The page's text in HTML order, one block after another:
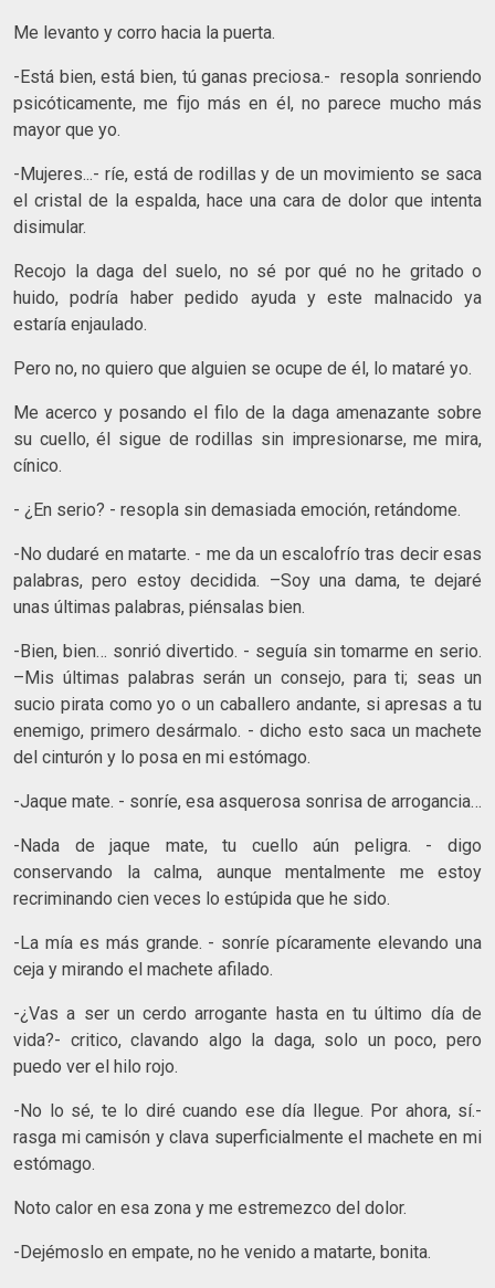
Me levanto y corro hacia la puerta.
-Está bien, está bien, tú ganas preciosa.- resopla sonriendo
psicóticamente, me fijo más en él, no parece mucho más
mayor que yo.
-Mujeres...- ríe, está de rodillas y de un movimiento se saca
el cristal de la espalda, hace una cara de dolor que intenta
disimular.
Recojo la daga del suelo, no sé por qué no he gritado o
huido, podría haber pedido ayuda y este malnacido ya
estaría enjaulado.
Pero no, no quiero que alguien se ocupe de él, lo mataré yo.
Me acerco y posando el filo de la daga amenazante sobre
su cuello, él sigue de rodillas sin impresionarse, me mira,
cínico.
- ¿En serio? - resopla sin demasiada emoción, retándome.
-No dudaré en matarte. - me da un escalofrío tras decir esas
palabras, pero estoy decidida. –Soy una dama, te dejaré
unas últimas palabras, piénsalas bien.
-Bien, bien… sonrió divertido. - seguía sin tomarme en serio.
–Mis últimas palabras serán un consejo, para ti; seas un
sucio pirata como yo o un caballero andante, si apresas a tu
enemigo, primero desármalo. - dicho esto saca un machete
del cinturón y lo posa en mi estómago.
-Jaque mate. - sonríe, esa asquerosa sonrisa de arrogancia…
-Nada de jaque mate, tu cuello aún peligra. - digo
conservando la calma, aunque mentalmente me estoy
recriminando cien veces lo estúpida que he sido.
-La mía es más grande. - sonríe pícaramente elevando una
ceja y mirando el machete afilado.
-¿Vas a ser un cerdo arrogante hasta en tu último día de
vida?- critico, clavando algo la daga, solo un poco, pero
puedo ver el hilo rojo.
-No lo sé, te lo diré cuando ese día llegue. Por ahora, sí.-
rasga mi camisón y clava superficialmente el machete en mi
estómago.
Noto calor en esa zona y me estremezco del dolor.
-Dejémoslo en empate, no he venido a matarte, bonita.